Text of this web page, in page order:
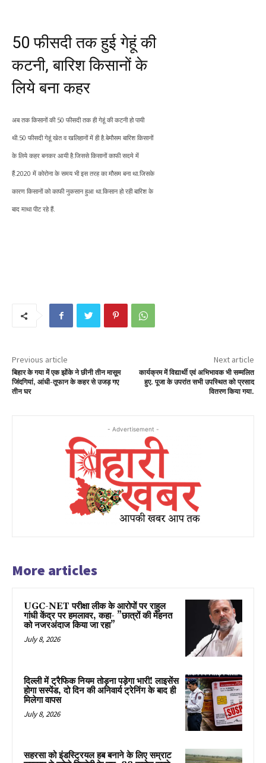
50 फीसदी तक हुई गेहूं की
कटनी, बारिश किसानों के
लिये बना कहर
अब तक किसानों की 50 फीसदी तक ही गेहूं की कटनी हो पायी
थी.50 फीसदी गेहूं खेत व खलिहानों में ही है.बेमौसम बारिश किसानों
के लिये कहर बनकर आयी है.जिससे किसानों काफी सदमे में
हैं.2020 में कोरोना के समय भी इस तरह का मौसम बना था.जिसके
कारण किसानों को काफी नुकसान हुआ था.किसान हो रही बारिश के
बाद माथा पीट रहे हैं.
Previous article
बिहार के गया में एक झोंके ने छीनी तीन मासूम
जिंदगियां, आंधी-तूफान के कहर से उजड़ गए
तीन घर
Next article
कार्यक्रम में विद्यार्थी एवं अभिभावक भी सम्मलित
हुए. पूजा के उपरांत सभी उपस्थित को प्रसाद
वितरण किया गया.
- Advertisement -
More articles
UGC-NET परीक्षा लीक के आरोपों पर राहुल
गांधी केंद्र पर हमलावर, कहा- ”छात्रों की मेहनत
को नजरअंदाज किया जा रहा”
July 8, 2026
दिल्ली में ट्रैफिक नियम तोड़ना पड़ेगा भारी! लाइसेंस
होगा सस्पेंड, दो दिन की अनिवार्य ट्रेनिंग के बाद ही
मिलेगा वापस
July 8, 2026
सहरसा को इंडस्ट्रियल हब बनाने के लिए सम्राट